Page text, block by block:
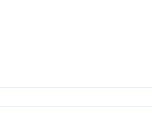
dort ist wirklich top.
köstlich.